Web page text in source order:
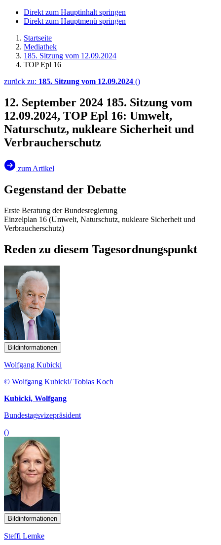
Direkt zum Hauptinhalt springen
Direkt zum Hauptmenü springen
Startseite
Mediathek
185. Sitzung vom 12.09.2024
TOP Epl 16
zurück zu: 185. Sitzung vom 12.09.2024 ()
12. September 2024 185. Sitzung vom
12.09.2024, TOP Epl 16: Umwelt,
Naturschutz, nukleare Sicherheit und
Verbraucherschutz
zum Artikel
Gegenstand der Debatte
Erste Beratung der Bundesregierung
Einzelplan 16 (Umwelt, Naturschutz, nukleare Sicherheit und
Verbraucherschutz)
Reden zu diesem Tagesordnungspunkt
Bildinformationen
Wolfgang Kubicki
© Wolfgang Kubicki/ Tobias Koch
Kubicki, Wolfgang
Bundestagsvizepräsident
()
Bildinformationen
Steffi Lemke